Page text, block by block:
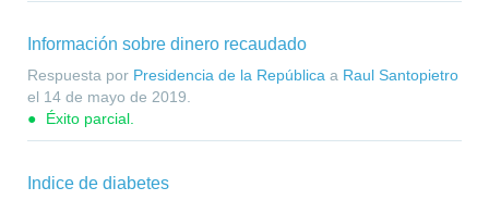
Información sobre dinero recaudado
Respuesta por Presidencia de la República a Raul Santopietro
el 14 de mayo de 2019
Éxito parcial.
Indice de diabetes